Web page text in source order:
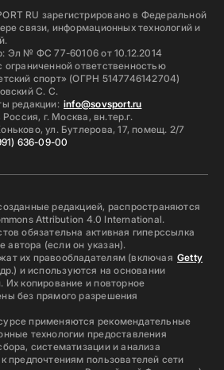
RU зарегистрировано в Федеральной
связи, информационных технологий и
Эл № ФС 77-60106 от 10.12.2014
ответственностью
спорт» (ОГРН 5147746142704)
С. С.
редакции: info@sovsport.ru
г. Москва, вн.тер.г.
ул. Бутлерова, 17, помещ. 2/7
636-09-00
редакцией, распространяются
Attribution 4.0 International.
обязательна активная гиперссылка
автора (если он указан).
их правообладателям (включая Getty
и используются на основании
Их копирование и повторное
без прямого разрешения
применяются рекомендательные
технологии предоставления
систематизации и анализа
предпочтениям пользователей сети